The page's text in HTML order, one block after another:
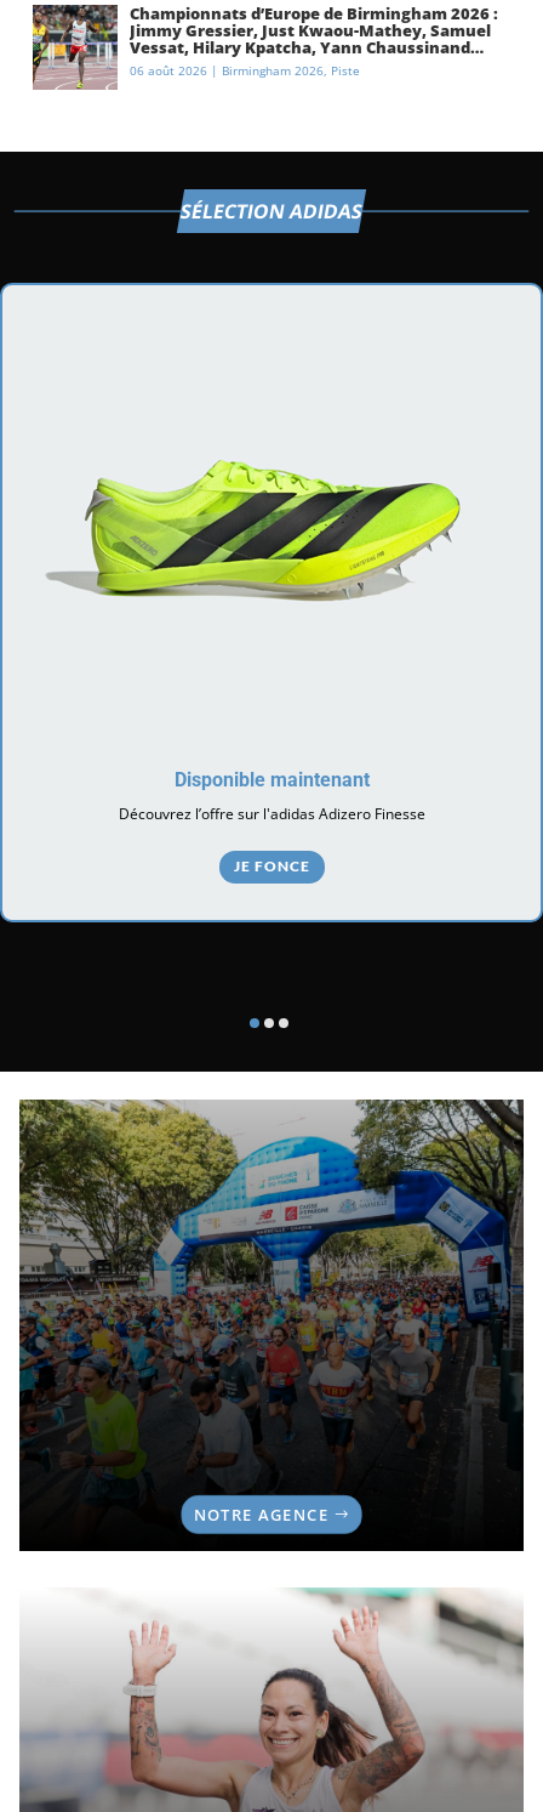
Championnats d’Europe de Birmingham 2026 :
Jimmy Gressier, Just Kwaou-Mathey, Samuel
Vessat, Hilary Kpatcha, Yann Chaussinand…
Présentation de l’équipe de France
d’athlétisme
06 août 2026 | Birmingham 2026 Piste
SÉLECTION ADIDAS
Disponible maintenant
Découvrez l’offre sur l'adidas Adizero Finesse
JE FONCE
NOTRE AGENCE